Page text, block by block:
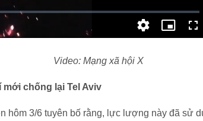
Video: Mạng xã hội X
chống lại Tel Aviv
hôm 3/6 tuyên bố rằng, lực lượng này đã sử